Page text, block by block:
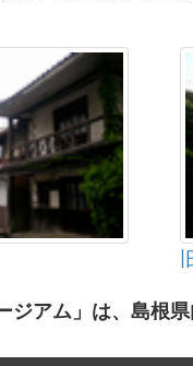
ジアム」は、島根